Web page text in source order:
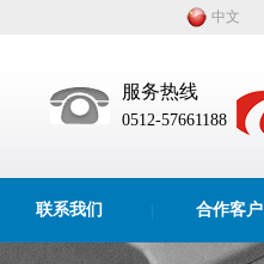
中文
服务热线
0512-57661188
联系我们 合作客户